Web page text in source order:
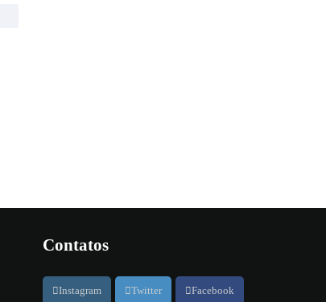
Contatos
Instagram Twitter Facebook